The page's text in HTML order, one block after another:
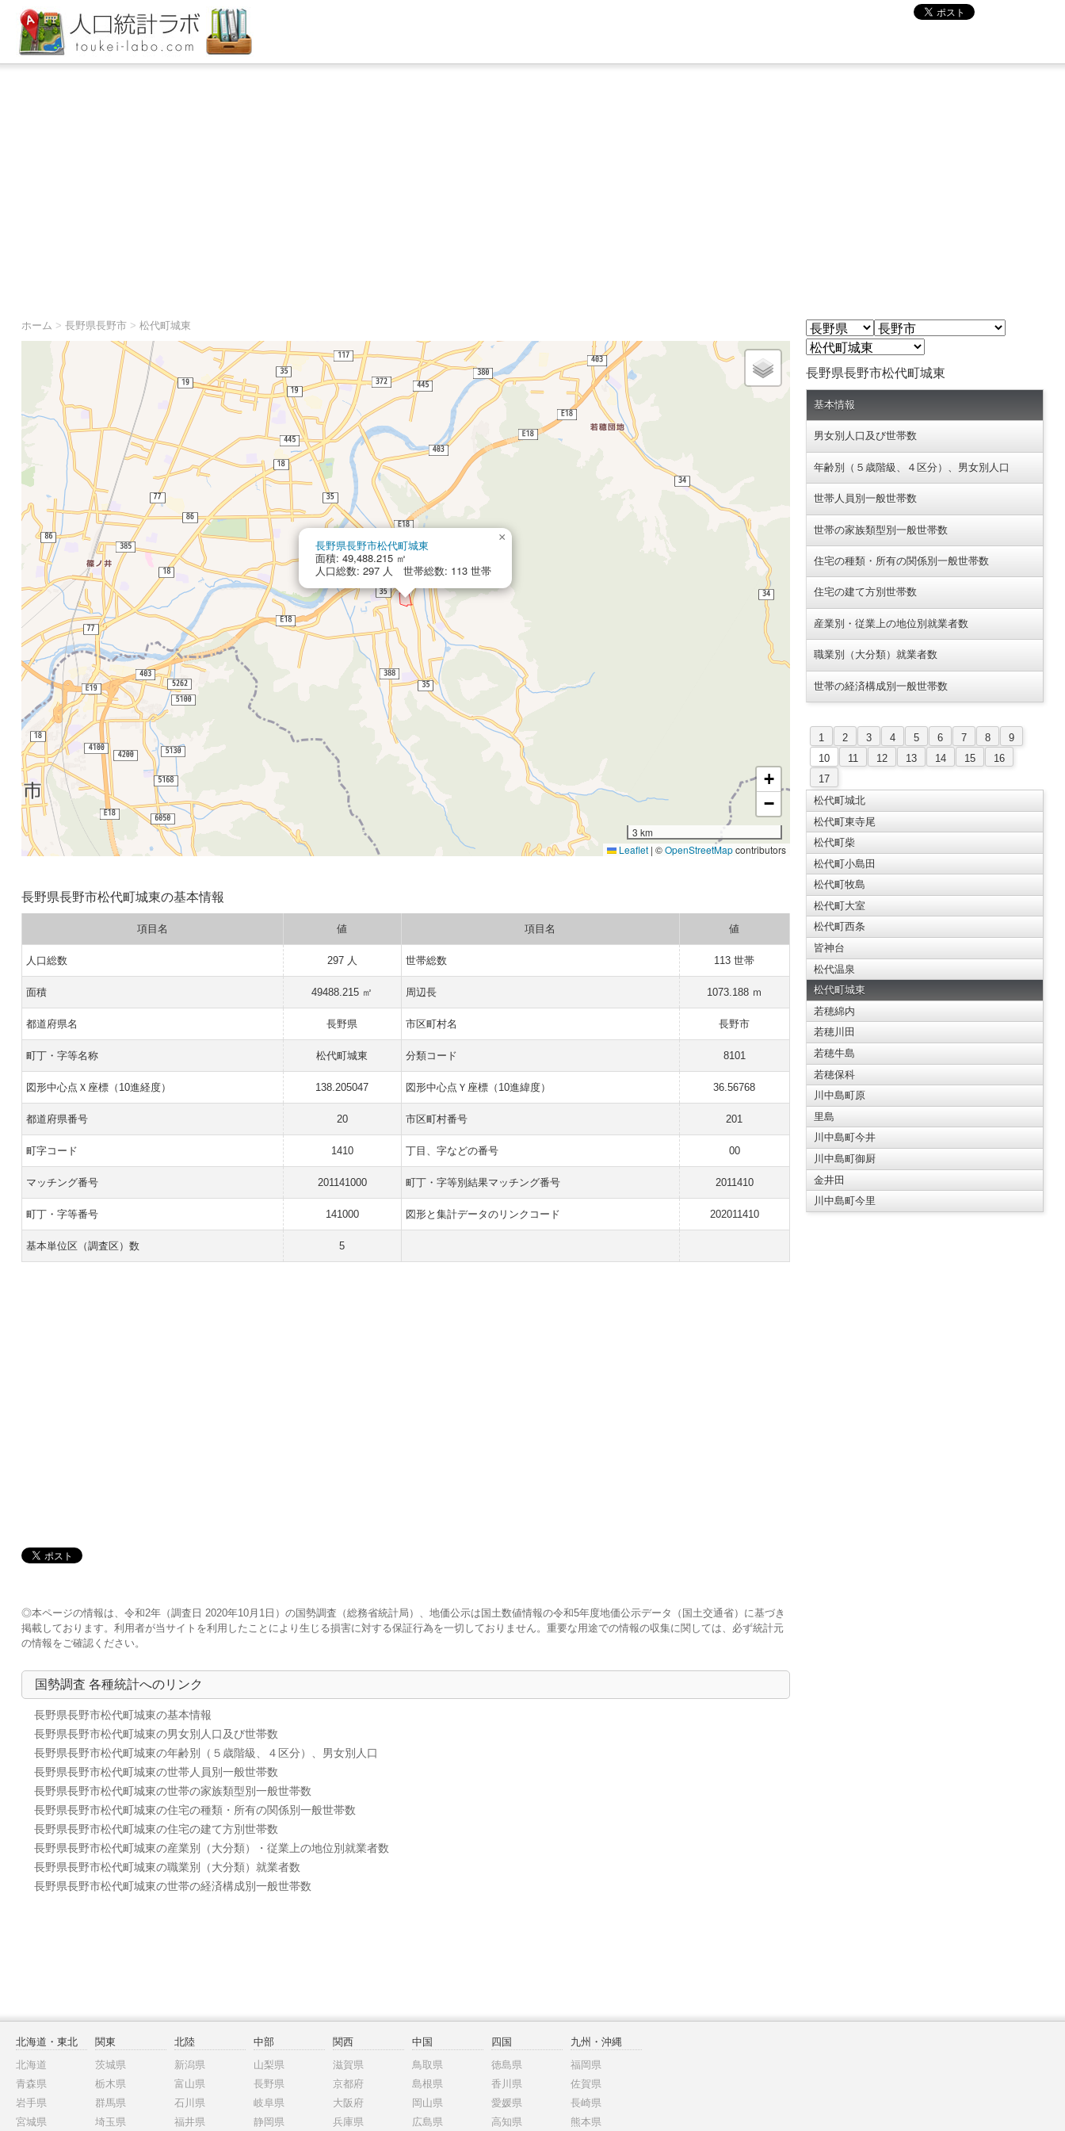
ホーム > 長野県長野市> 松代町城東
長野県長野市松代町城東
面積: 49,488.215 ㎡
人口総数: 297 人 世帯総数: 113 世帯
×
+
−
3 km
Leaflet | ©OpenStreetMapcontributors
長野県長野市松代町城東の基本情報
項目名 値 項目名 値
人口総数 297 人 世帯総数 113 世帯
面積 49488.215 ㎡ 周辺長 1073.188 ｍ
都道府県名 長野県 市区町村名 長野市
町丁・字等名称 松代町城東 分類コード 8101
図形中心点Ｘ座標（10進経度） 138.205047 図形中心点Ｙ座標（10進緯度） 36.56768
都道府県番号 20 市区町村番号 201
町字コード 1410 丁目、字などの番号 00
マッチング番号 201141000 町丁・字等別結果マッチング番号 2011410
町丁・字等番号 141000 図形と集計データのリンクコード 202011410
基本単位区（調査区）数 5
◎本ページの情報は、令和2年（調査日 2020年10月1日）の国勢調査（総務省統計局）、地価公示は国土数値情報の令和5年度地価公示データ（国土交通省）に基づき
掲載しております。利用者が当サイトを利用したことにより生じる損害に対する保証行為を一切しておりません。重要な用途での情報の収集に関しては、必ず統計元
の情報をご確認ください。
国勢調査 各種統計へのリンク
長野県長野市松代町城東の基本情報
長野県長野市松代町城東の男女別人口及び世帯数
長野県長野市松代町城東の年齢別（５歳階級、４区分）、男女別人口
長野県長野市松代町城東の世帯人員別一般世帯数
長野県長野市松代町城東の世帯の家族類型別一般世帯数
長野県長野市松代町城東の住宅の種類・所有の関係別一般世帯数
長野県長野市松代町城東の住宅の建て方別世帯数
長野県長野市松代町城東の産業別（大分類）・従業上の地位別就業者数
長野県長野市松代町城東の職業別（大分類）就業者数
長野県長野市松代町城東の世帯の経済構成別一般世帯数
長野県長野市松代町城東
基本情報
男女別人口及び世帯数
年齢別（５歳階級、４区分）、男女別人口
世帯人員別一般世帯数
世帯の家族類型別一般世帯数
住宅の種類・所有の関係別一般世帯数
住宅の建て方別世帯数
産業別・従業上の地位別就業者数
職業別（大分類）就業者数
世帯の経済構成別一般世帯数
1 2 3 4 5 6 7 8
9
10
11 12 13 14 15
16
17
松代町城北
松代町東寺尾
松代町柴
松代町小島田
松代町牧島
松代町大室
松代町西条
皆神台
松代温泉
松代町城東
若穂綿内
若穂川田
若穂牛島
若穂保科
川中島町原
里島
川中島町今井
川中島町御厨
金井田
川中島町今里
北海道・東北
北海道
青森県
岩手県
宮城県
関東
茨城県
栃木県
群馬県
埼玉県
北陸
新潟県
富山県
石川県
福井県
中部
山梨県
長野県
岐阜県
静岡県
関西
滋賀県
京都府
大阪府
兵庫県
中国
鳥取県
島根県
岡山県
広島県
四国
徳島県
香川県
愛媛県
高知県
九州・沖縄
福岡県
佐賀県
長崎県
熊本県